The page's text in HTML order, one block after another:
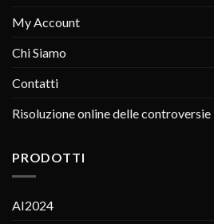
My Account
Chi Siamo
Contatti
Risoluzione online delle controversie
PRODOTTI
AI2024